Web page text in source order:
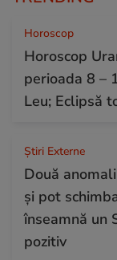
Horoscop
Horoscop
perioada 8 –
Leu; Eclipsă
Știri Externe
Două
și pot
înseamnă un
pozitiv